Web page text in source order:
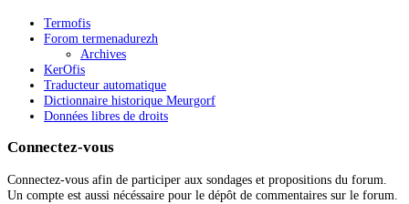
Termofis
Forom termenadurezh
Archives
KerOfis
Traducteur automatique
Dictionnaire historique Meurgorf
Données libres de droits
Connectez-vous
Connectez-vous afin de participer aux sondages et propositions du forum.
Un compte est aussi nécéssaire pour le dépôt de commentaires sur le forum.